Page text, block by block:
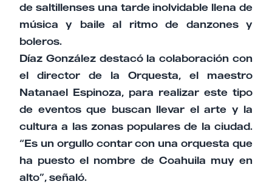
de saltillenses una tarde inolvidable llena de
música y baile al ritmo de danzones y
boleros.
Díaz González destacó la colaboración con
el director de la Orquesta, el maestro
Natanael Espinoza, para realizar este tipo
de eventos que buscan llevar el arte y la
cultura a las zonas populares de la ciudad.
“Es un orgullo contar con una orquesta que
ha puesto el nombre de Coahuila muy en
alto”, señaló.